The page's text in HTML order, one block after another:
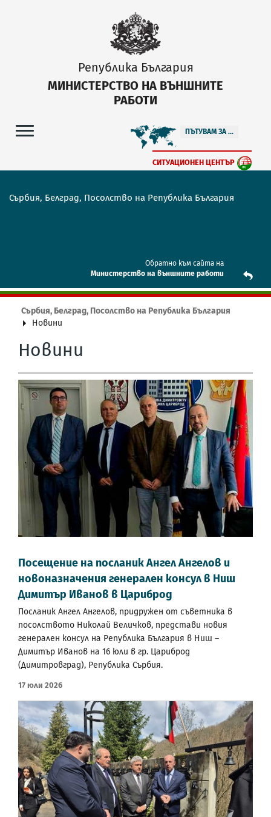
Република България
МИНИСТЕРСТВО НА ВЪНШНИТЕ
РАБОТИ
ПЪТУВАМ ЗА ...
СИТУАЦИОНЕН ЦЕНТЪР
Сърбия, Белград, Посолство на Република България
Обратно към сайта на
Mинистерство на външните работи
Сърбия, Белград, Посолство на Република България
Новини
Новини
Посещение на посланик Ангел Ангелов и
новоназначения генерален консул в Ниш
Димитър Иванов в Цариброд
Посланик Ангел Ангелов, придружен от съветника в
посолството Николай Величков, представи новия
генерален консул на Република България в Ниш –
Димитър Иванов на 16 юли в гр. Цариброд
(Димитровград), Република Сърбия.
17 Юли 2026